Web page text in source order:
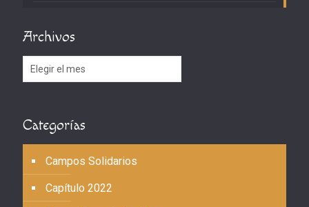
Archivos
Archivos
Categorías
Campos Solidarios
Capítulo 2022